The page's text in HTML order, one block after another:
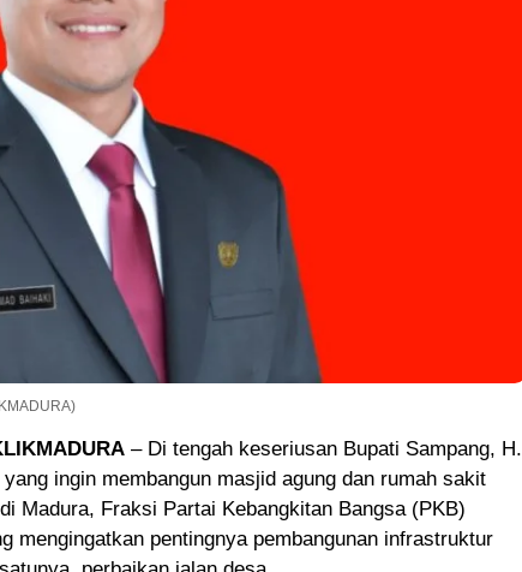
– Di tengah keseriusan Bupati Sampang, H.
ingin membangun masjid agung dan rumah sakit
Madura, Fraksi Partai Kebangkitan Bangsa (PKB)
mengingatkan pentingnya pembangunan infrastruktur